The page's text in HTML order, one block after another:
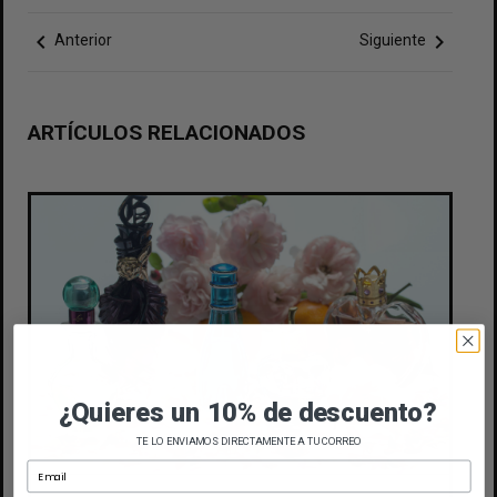
chevron_left Anterior Siguiente chevron_right
ARTÍCULOS RELACIONADOS
¿Quieres un 10% de descuento?
TE LO ENVIAMOS DIRECTAMENTE A TU CORREO